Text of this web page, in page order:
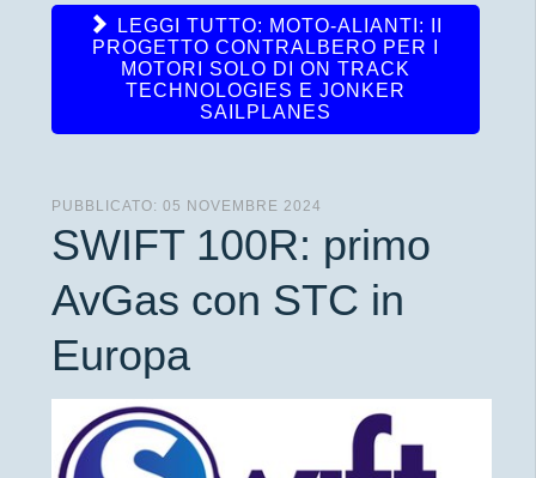
LEGGI TUTTO: MOTO-ALIANTI: II
PROGETTO CONTRALBERO PER I
MOTORI SOLO DI ON TRACK
TECHNOLOGIES E JONKER
SAILPLANES
PUBBLICATO: 05 NOVEMBRE 2024
SWIFT 100R: primo
AvGas con STC in
Europa